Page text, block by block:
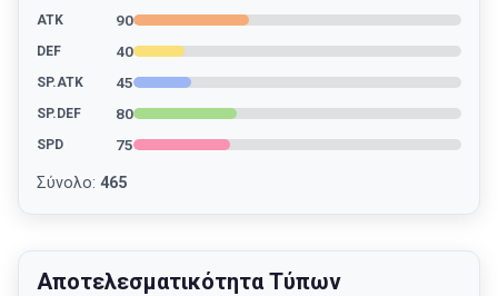
ATK 90
DEF 40
SP.ATK 45
SP.DEF 80
SPD 75
Σύνολο: 465
Αποτελεσματικότητα Τύπων